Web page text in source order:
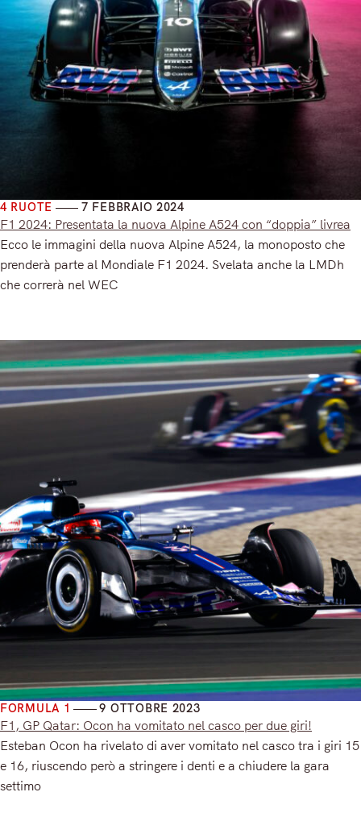
4 RUOTE 7 FEBBRAIO 2024
F1 2024: Presentata la nuova Alpine A524 con “doppia” livrea
Ecco le immagini della nuova Alpine A524, la monoposto che
prenderà parte al Mondiale F1 2024. Svelata anche la LMDh
che correrà nel WEC
FORMULA 1 9 OTTOBRE 2023
F1, GP Qatar: Ocon ha vomitato nel casco per due giri!
Esteban Ocon ha rivelato di aver vomitato nel casco tra i giri 15
e 16, riuscendo però a stringere i denti e a chiudere la gara
settimo